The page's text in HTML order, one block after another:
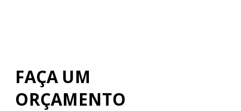
FAÇA UM
ORÇAMENTO